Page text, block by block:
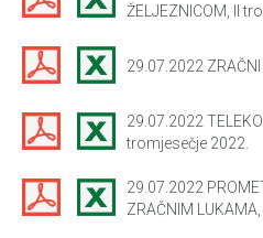
ŽELJEZNICOM, II
29.07.2022
29.07.2022
tromjesečje 2022.
29.07.2022
ZRAČNIM